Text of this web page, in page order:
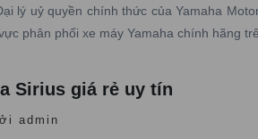
lý uỷ quyền chính thức của Yamaha
phân phối xe máy Yamaha chính hãng
Sirius giá rẻ uy tín
admin